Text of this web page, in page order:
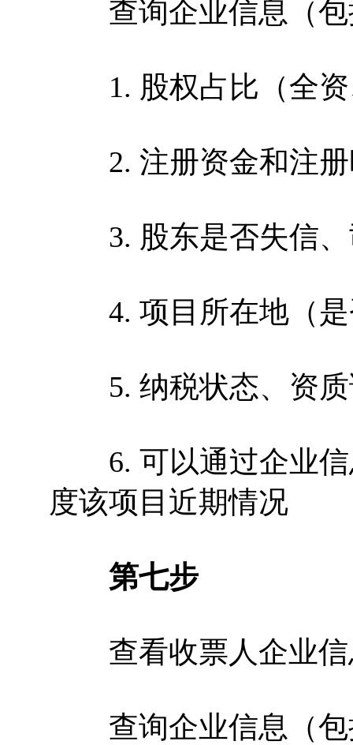
查询企业信息（包
1. 股权占比（全资
2. 注册资金和注册
3. 股东是否失信、
4. 项目所在地（是
5. 纳税状态、资质
6. 可以通过企业信
度该项目近期情况
第七步
查看收票人企业信
查询企业信息（包